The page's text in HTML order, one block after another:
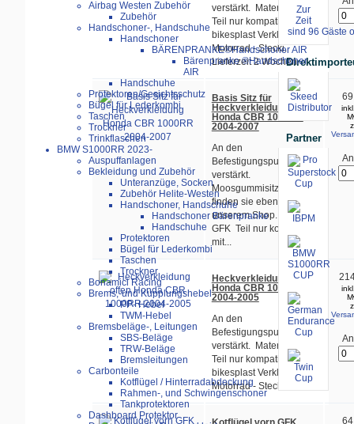
Airbag Westen Zubehör
Zubehör
Handschoner-, Handschuhe
Handschoner
BÄRENPRANKE®Handschoner AIR
Bärenpranke ®Handschoner
AIR
Handschuhe
Protektoren/Gesichtsschutz
Bügel für Lederkombi
Taschen
Trockner
Trinkflaschen
BMW S1000RR 2023-
Auspuffanlagen
Bekleidung und Zubehör
Unteranzüge, Socken
Zubehör Helite-Westen
Handschoner, Handschuhe
Handschoner Bärenpranke
Handschuhe
Protektoren
Bügel für Lederkombi
Taschen
Trockner
Bonamici Racing
Brems,-und Kupplungshebel
PP- Hebel
TWM-Hebel
Bremsbeläge-, Leitungen
SBS-Beläge
TRW-Beläge
Bremsleitungen
Carbonteile
Kotflügel / Hinterradabdeckung
Rahmen-, und Schwingenschoner
Tankprotektoren
Dashboard Protektor
verstärkt. Material: GFK
Teil nur kompatibel mit
bikesplast Verkleidung
Motorrad - Stecki.
Lieferzeit 2 Wochen
Basis Sitz für
Heckverkleidung
Honda CBR 1000RR
2004-2007
An den
Befestigungspunkten
verstärkt.
Moosgummisitzauflagen
finden sie ebenfalls in
unserem Shop. Material:
GFK Teil nur kompatibel
mit...
Heckverkleidung offen
Honda CBR 1000RR
2004-2005
An den
Befestigungspunkten
verstärkt. Material: GFK
Teil nur kompatibel mit
bikesplast Verkleidung
Motorrad - Stecki.
Zur
Zeit
sind 96 Gäste
Partner